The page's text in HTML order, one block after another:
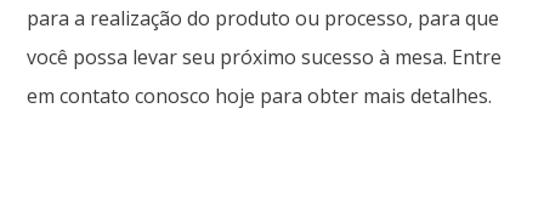
para a realização do produto ou processo, para que
você possa levar seu próximo sucesso à mesa. Entre
em contato conosco hoje para obter mais detalhes.